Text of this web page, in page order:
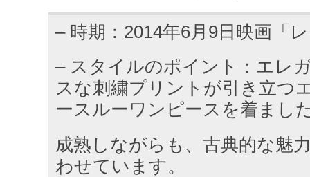
– 時期：2014年6月9日映画「
– スタイルのポイント：エレ
スな刺繍プリントが引き立つ
ースルーワンピースを着まし
成熟しながらも、古典的な魅
わせています。